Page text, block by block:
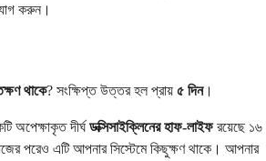
করুন।
থাকে? সংক্ষিপ্ত উত্তর হল প্রায় ৫ দিন।
অপেক্ষাকৃত দীর্ঘ ডক্সিসাইক্লিনের হাফ-লাইফরয়েছে ১৬
পরেও এটি আপনার সিস্টেমে কিছুক্ষণ থাকে। আপনার